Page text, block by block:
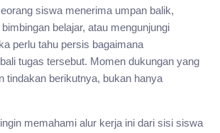
siswa menerima umpan balik,
belajar, atau mengunjungi
perlu tahu persis bagaimana
tugas tersebut. Momen dukungan yang
tindakan berikutnya, bukan hanya
memahami alur kerja ini dari sisi siswa